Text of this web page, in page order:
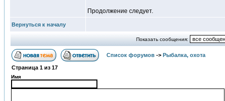
Продолжение следует.
Вернуться к началу
Показать сообщения:
Список форумов -> Рыбалка, охота
Страница 1 из 17
Имя